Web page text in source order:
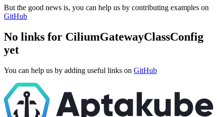
But the good news is, you can help us by contributing examples on
GitHub
No links for CiliumGatewayClassConfig
yet
You can help us by adding useful links on GitHub